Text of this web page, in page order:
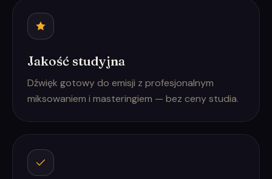
Jakość studyjna
Dźwięk gotowy do emisji z profesjonalnym
miksowaniem i masteringiem — bez ceny studia.